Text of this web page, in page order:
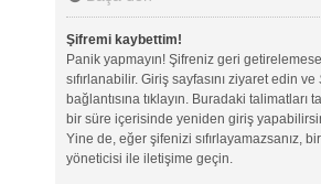
Şifremi kaybettim!
Panik yapmayın! Şifreniz geri
sıfırlanabilir. Giriş sayfasını ziyaret edin ve
bağlantısına tıklayın. Buradaki talimatları
bir süre içerisinde yeniden giriş
Yine de, eğer şifenizi sıfırlayamazsanız,
yöneticisi ile iletişime geçin.